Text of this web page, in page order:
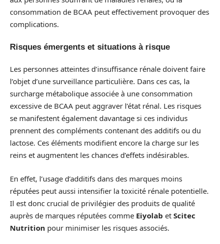
consommation de BCAA peut effectivement provoquer des
complications.
Risques émergents et situations à risque
Les personnes atteintes d’insuffisance rénale doivent faire
l’objet d’une surveillance particulière. Dans ces cas, la
surcharge métabolique associée à une consommation
excessive de BCAA peut aggraver l’état rénal. Les risques
se manifestent également davantage si ces individus
prennent des compléments contenant des additifs ou du
lactose. Ces éléments modifient encore la charge sur les
reins et augmentent les chances d’effets indésirables.
En effet, l’usage d’additifs dans des marques moins
réputées peut aussi intensifier la toxicité rénale potentielle.
Il est donc crucial de privilégier des produits de qualité
auprès de marques réputées comme Eiyolab et Scitec
Nutrition pour minimiser les risques associés.